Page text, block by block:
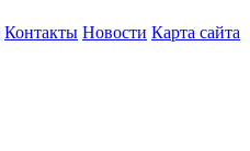
Контакты Новости Карта сайта